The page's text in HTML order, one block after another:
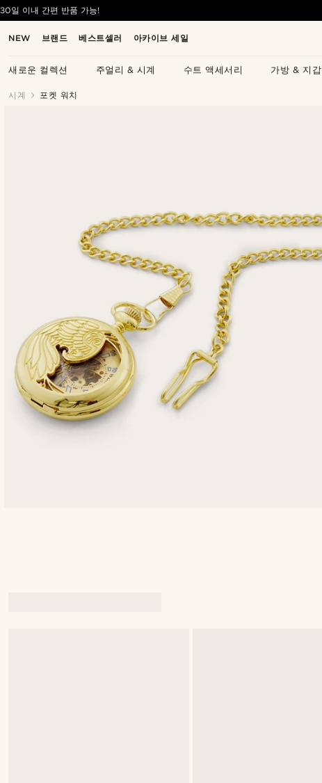
NEW 브랜드 베스트셀러 아카이브 세일
새로운 컬렉션 주얼리 & 시계 수트 액세서리 가방 & 지갑
30일 이내 간편 반품 가능!
시계 포켓 워치